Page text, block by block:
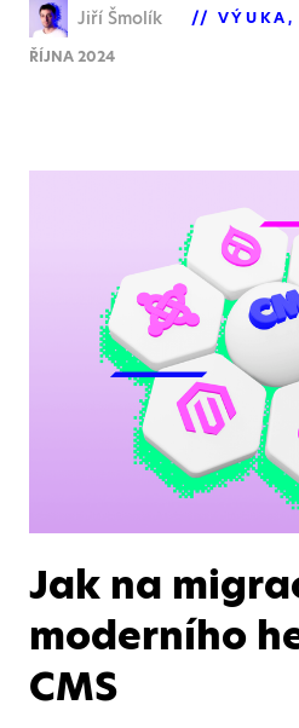
Jiří Šmolík VÝUKA
ŘÍJNA 2024
Jak na
moderního
CMS